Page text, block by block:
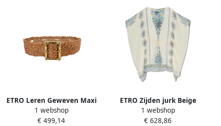
ETRO Leren Geweven Maxi
Riem met Goudkleurige
Gesp Beige Dames
1 webshop
€ 499,14
ETRO Zijden jurk Beige
Dames
1 webshop
€ 628,86